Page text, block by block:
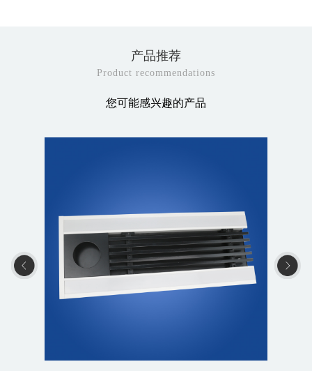
产品推荐
Product recommendations
您可能感兴趣的产品